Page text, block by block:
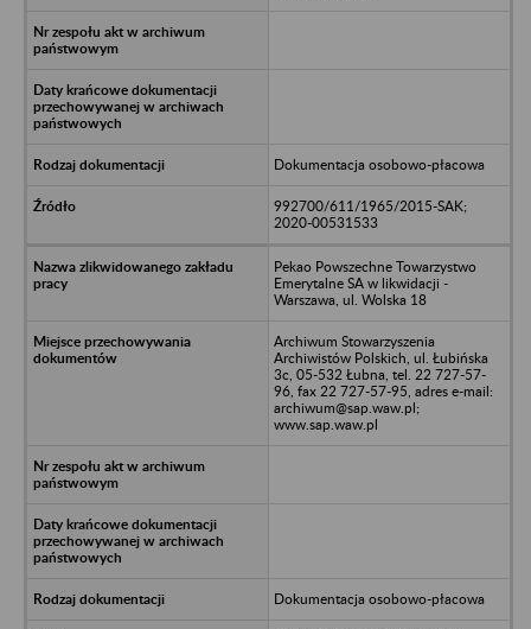
Dokumentacja osobowo-płacowa
992700/611/1965/2015-SAK;
2020-00531533
Pekao Powszechne Towarzystwo
Emerytalne SA w likwidacji -
Warszawa, ul. Wolska 18
Archiwum Stowarzyszenia
Archiwistów Polskich, ul. Łubińska
3c, 05-532 Łubna, tel. 22 727-57-
96, fax 22 727-57-95, adres e-mail:
archiwum@sap.waw.pl;
www.sap.waw.pl
Dokumentacja osobowo-płacowa